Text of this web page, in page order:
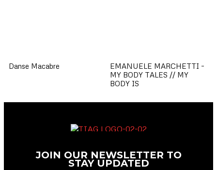
Danse Macabre
EMANUELE MARCHETTI –
MY BODY TALES // MY
BODY IS
JOIN OUR NEWSLETTER TO
STAY UPDATED